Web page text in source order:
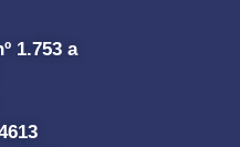
1.753 a